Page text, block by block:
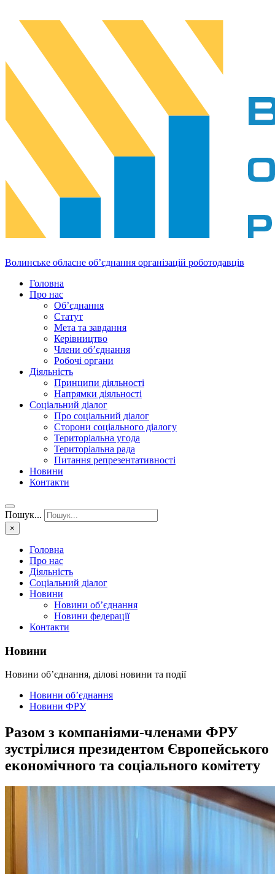
Волинське обласне об’єднання організацій роботодавців
Головна
Про нас
Об’єднання
Статут
Мета та завдання
Керівництво
Члени об’єднання
Робочі органи
Діяльність
Принципи діяльності
Напрямки діяльності
Соціальний діалог
Про соціальний діалог
Сторони соціального діалогу
Територіальна угода
Територіальна рада
Питання репрезентативності
Новини
Контакти
Пошук...
×
Головна
Про нас
Діяльність
Соціальний діалог
Новини
Новини об’єднання
Новини федерації
Контакти
Новини
Новини об’єднання, ділові новини та події
Новини об’єднання
Новини ФРУ
Разом з компаніями-членами ФРУ
зустрілися президентом Європейського
економічного та соціального комітету